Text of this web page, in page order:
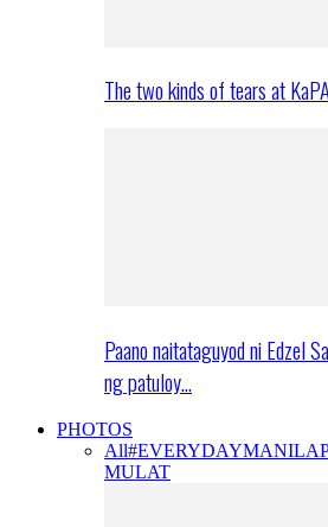
The two kinds of tears at
Paano naitataguyod ni Edzel
ng patuloy…
PHOTOS
All#EVERYDAYMANILA
MULAT